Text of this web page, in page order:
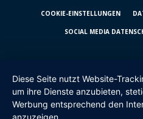
COOKIE-EINSTELLUNGEN
SOCIAL MEDIA
Diese Seite nutzt Website-
um ihre Dienste anzubieten,
Werbung entsprechend den
anzuzeigen.